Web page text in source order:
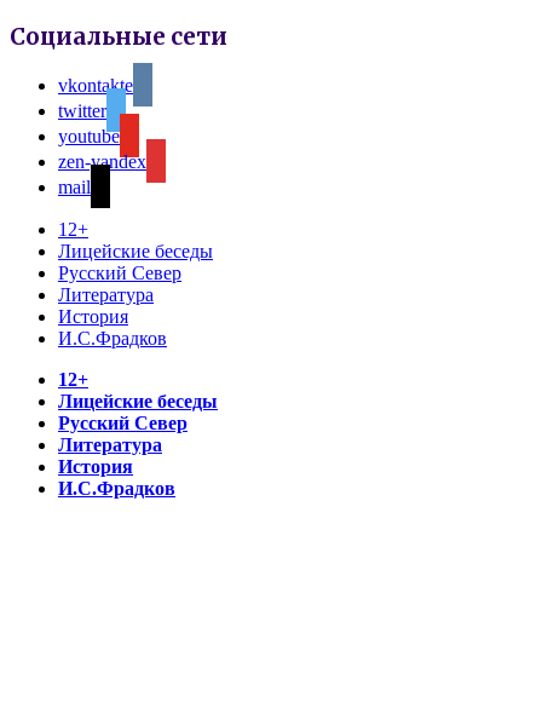
Социальные сети
vkontakte
twitter
youtube
zen-yandex
mail
12+
Лицейские беседы
Русский Север
Литература
История
И.С.Фрадков
12+
Лицейские беседы
Русский Север
Литература
История
И.С.Фрадков